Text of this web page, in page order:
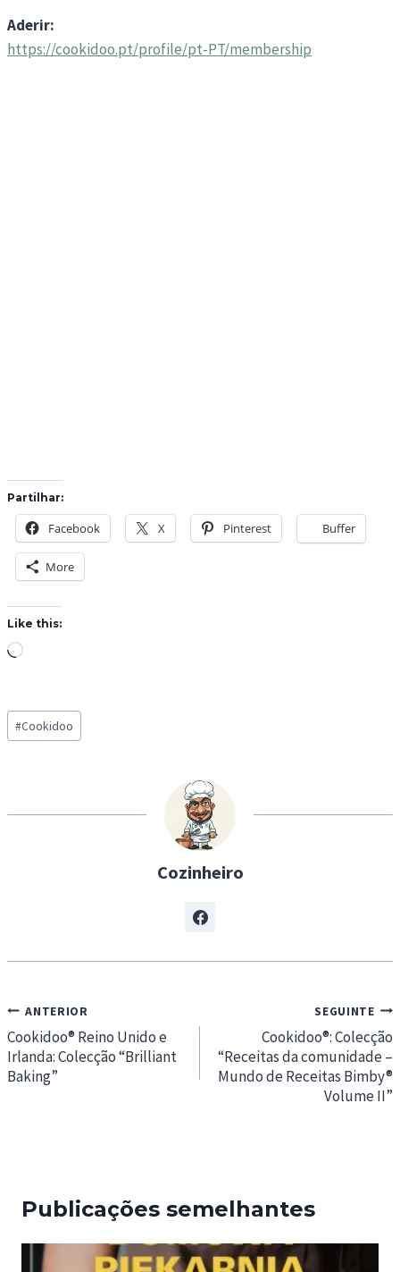
Aderir:
https://cookidoo.pt/profile/pt-PT/membership
Partilhar:
Facebook X Pinterest Buffer
More
Like this:
L
d
i
…
Post
Tags:
#Cookidoo
Cozinheiro
Navegação
de
artigos
ANTERIOR
Cookidoo® Reino Unido e
Irlanda: Colecção “Brilliant
Baking”
SEGUINTE
Cookidoo®: Colecção
“Receitas da comunidade –
Mundo de Receitas Bimby®
Volume II”
Publicações semelhantes